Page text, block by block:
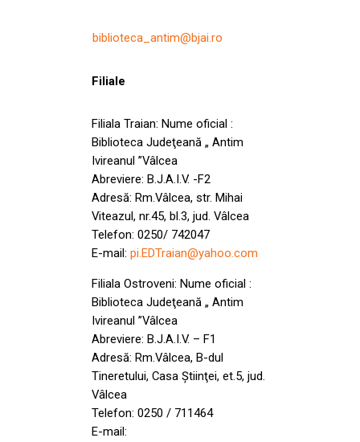
biblioteca_antim@bjai.ro
Filiale
Filiala Traian: Nume oficial :
Biblioteca Judeţeană „ Antim
Ivireanul ”Vâlcea
Abreviere: B.J.A.I.V. -F2
Adresă: Rm.Vâlcea, str. Mihai
Viteazul, nr.45, bl.3, jud. Vâlcea
Telefon: 0250/ 742047
E-mail: pi.EDTraian@yahoo.com
Filiala Ostroveni: Nume oficial :
Biblioteca Judeţeană „ Antim
Ivireanul ”Vâlcea
Abreviere: B.J.A.I.V. – F1
Adresă: Rm.Vâlcea, B-dul
Tineretului, Casa Ştiinţei, et.5, jud.
Vâlcea
Telefon: 0250 / 711464
E-mail: